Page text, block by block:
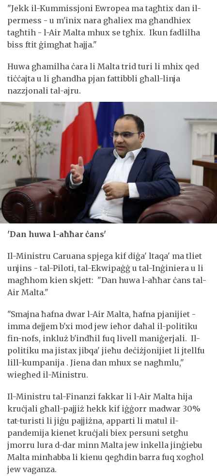
"Jekk il-Kummissjoni Ewropea ma tagħtix dan il-
permess - u m'inix nara għaliex ma għandhiex
tagħtih - l-Air Malta mhux se tgħix. Ikun fadlilha
biss ftit ġimgħat ħajja."
Huwa għamilha ċara li Malta trid turi li mhix qed
tiċċajta u li għandha pjan fattibbli għall-linja
nazzjonali tal-ajru.
'Dan huwa l-aħħar ċans'
Il-Ministru Caruana spjega kif diġa' ltaqa' ma tliet
unjins - tal-Piloti, tal-Ekwipaġġ u tal-Inġiniera u li
magħhom kien skjett: "Dan huwa l-aħħar ċans tal-
Air Malta."
"Smajna ħafna dwar l-Air Malta, ħafna pjanijiet -
imma dejjem b'xi mod jew ieħor daħal il-politiku
fin-nofs, inkluż b'indħil fuq livell maniġerjali. Il-
politiku ma jistax jibqa' jieħu deċiżjonijiet li jtellfu
lill-kumpanija . Jiena dan mhux se nagħmlu,"
wiegħed il-Ministru.
Il-Ministru tal-Finanzi fakkar li l-Air Malta hija
kruċjali għall-pajjiż hekk kif iġġorr madwar 30%
tat-turisti li jiġu pajjiżna, apparti li matul il-
pandemija kienet kruċjali biex persuni setgħu
jmorru lura d-dar minn Malta jew inkella jinġiebu
Malta minħabba li kienu qegħdin barra fuq xogħol
jew vaganza.